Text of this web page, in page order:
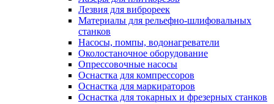
Лезвия для виброреек
Материалы для рельефно-шлифовальных
станков
Насосы, помпы, водонагреватели
Околостаночное оборудование
Опрессовочные насосы
Оснастка для компрессоров
Оснастка для маркираторов
Оснастка для токарных и фрезерных станков